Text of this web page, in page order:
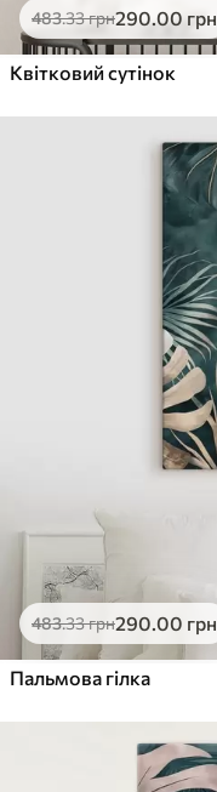
483.33грн290.00 грн
Квітковий сутінок
483.33грн290.00 грн
Пальмова гілка